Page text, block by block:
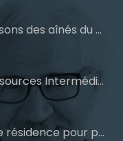
Le palmarès des meilleures Maisons des aînés du Québec
Le palmarès des meilleures Ressources Intermédiaires (RI)
10 étapes pour trouver la bonne résidence pour personnes âgées